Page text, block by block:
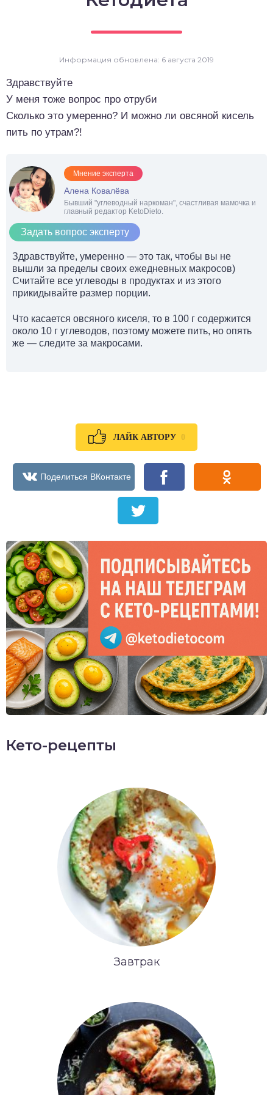
Информация обновлена: 6 августа 2019
Здравствуйте
У меня тоже вопрос про отруби
Сколько это умеренно? И можно ли овсяной кисель
пить по утрам?!
Мнение эксперта
Алена Ковалёва
Бывший "углеводный наркоман", счастливая мамочка и
главный редактор KetoDieto.
Задать вопрос эксперту
Здравствуйте, умеренно — это так, чтобы вы не
вышли за пределы своих ежедневных макросов)
Считайте все углеводы в продуктах и из этого
прикидывайте размер порции.
Что касается овсяного киселя, то в 100 г содержится
около 10 г углеводов, поэтому можете пить, но опять
же — следите за макросами.
ЛАЙК АВТОРУ 0
Кето-рецепты
Завтрак
напитки